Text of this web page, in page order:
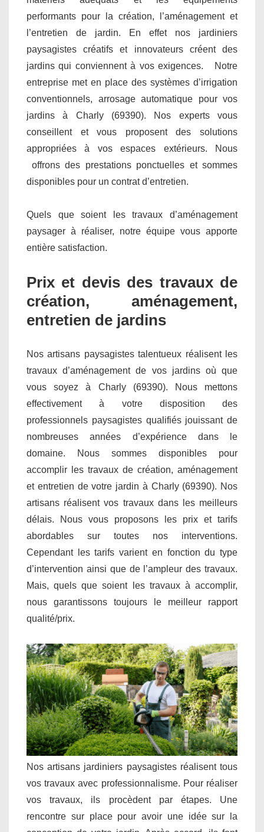
performants pour la création, l’aménagement et
l’entretien de jardin. En effet nos jardiniers
paysagistes créatifs et innovateurs créent des
jardins qui conviennent à vos exigences. Notre
entreprise met en place des systèmes d’irrigation
conventionnels, arrosage automatique pour vos
jardins à Charly (69390). Nos experts vous
conseillent et vous proposent des solutions
appropriées à vos espaces extérieurs. Nous
offrons des prestations ponctuelles et sommes
disponibles pour un contrat d’entretien.
Quels que soient les travaux d’aménagement
paysager à réaliser, notre équipe vous apporte
entière satisfaction.
Prix et devis des travaux de
création, aménagement,
entretien de jardins
Nos artisans paysagistes talentueux réalisent les
travaux d’aménagement de vos jardins où que
vous soyez à Charly (69390). Nous mettons
effectivement à votre disposition des
professionnels paysagistes qualifiés jouissant de
nombreuses années d’expérience dans le
domaine. Nous sommes disponibles pour
accomplir les travaux de création, aménagement
et entretien de votre jardin à Charly (69390). Nos
artisans réalisent vos travaux dans les meilleurs
délais. Nous vous proposons les prix et tarifs
abordables sur toutes nos interventions.
Cependant les tarifs varient en fonction du type
d’intervention ainsi que de l’ampleur des travaux.
Mais, quels que soient les travaux à accomplir,
nous garantissons toujours le meilleur rapport
qualité/prix.
Nos artisans jardiniers paysagistes réalisent tous
vos travaux avec professionnalisme. Pour réaliser
vos travaux, ils procèdent par étapes. Une
rencontre sur place pour avoir une idée sur la